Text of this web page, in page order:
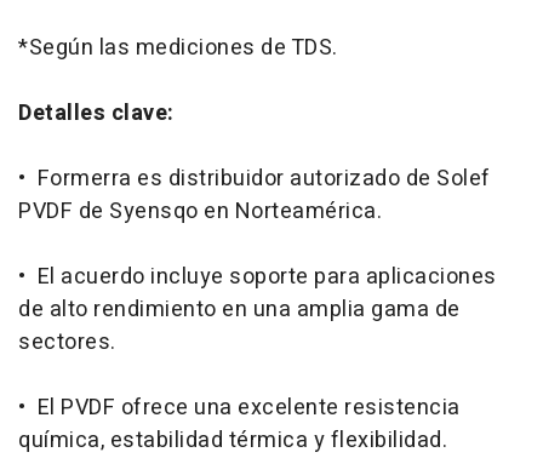
*Según las mediciones de TDS.
Detalles clave:
• Formerra es distribuidor autorizado de Solef
PVDF de Syensqo en Norteamérica.
• El acuerdo incluye soporte para aplicaciones
de alto rendimiento en una amplia gama de
sectores.
• El PVDF ofrece una excelente resistencia
química, estabilidad térmica y flexibilidad.